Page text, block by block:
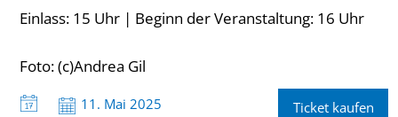
Einlass: 15 Uhr | Beginn der Veranstaltung: 16 Uhr
Foto: (c)Andrea Gil
Datum:
11. Mai 2025
Ticket kaufen